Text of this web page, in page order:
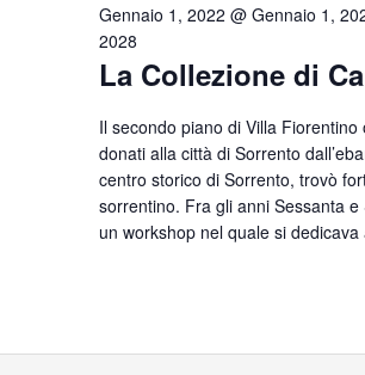
2025La Collezione di
Gennaio 1, 2022 @ Gennaio 1,
2028
Il secondo piano di Villa
donati alla città di Sorrento
centro storico di Sorrento, trovò
sorrentino. Fra gli anni Sessanta
un workshop nel quale si